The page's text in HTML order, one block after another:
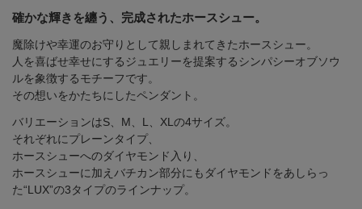
確かな輝きを纏う、完成されたホースシュー。
魔除けや幸運のお守りとして親しまれてきたホースシュー。
人を喜ばせ幸せにするジュエリーを提案するシンパシーオブソウ
ルを象徴するモチーフです。
その想いをかたちにしたペンダント。
バリエーションはS、M、L、XLの4サイズ。
それぞれにプレーンタイプ、
ホースシューへのダイヤモンド入り、
ホースシューに加えバチカン部分にもダイヤモンドをあしらっ
た“LUX”の3タイプのラインナップ。